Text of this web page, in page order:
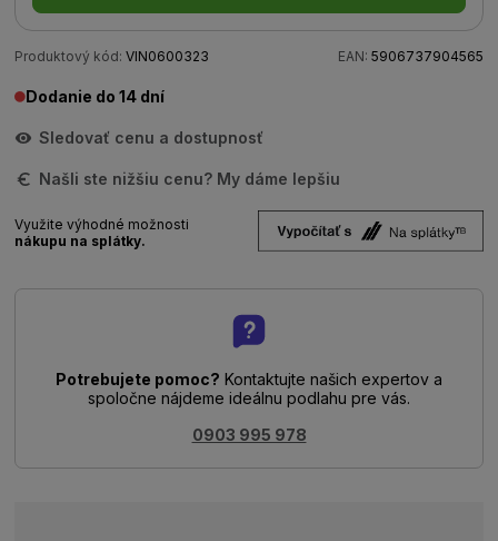
Produktový kód: VIN0600323 EAN: 5906737904565
Dodanie do 14 dní
Sledovať cenu a dostupnosť
Našli ste nižšiu cenu? My dáme lepšiu
Využite výhodné možnosti
nákupu na splátky.
Potrebujete pomoc? Kontaktujte našich expertov a
spoločne nájdeme ideálnu podlahu pre vás.
0903 995 978